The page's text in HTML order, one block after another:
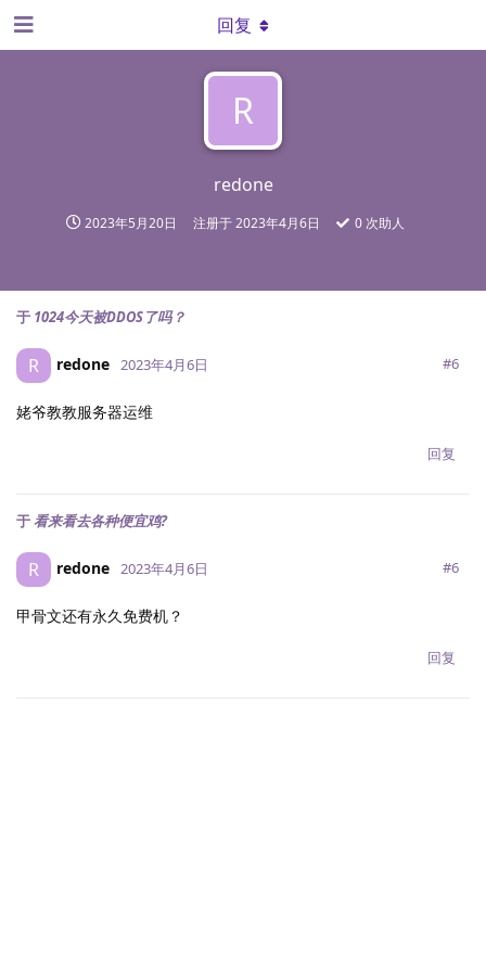
R
redone
2023年5月20日 注册于2023年4月6日 0次助人
回复
于 1024今天被DDOS了吗？
R redone 2023年4月6日 #6
姥爷教教服务器运维
回复
于看来看去各种便宜鸡?
R redone 2023年4月6日 #6
甲骨文还有永久免费机？
回复